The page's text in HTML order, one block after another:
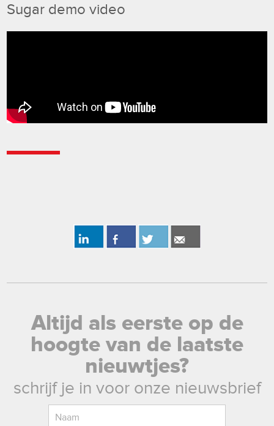
Sugar demo video
Altijd als eerste op de
hoogte van de laatste
nieuwtjes?
schrijf je in voor onze nieuwsbrief